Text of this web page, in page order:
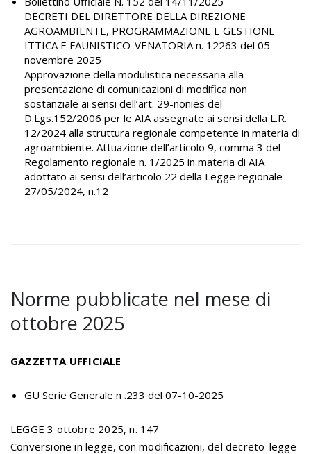
DECRETI DEL DIRETTORE DELLA DIREZIONE
AGROAMBIENTE, PROGRAMMAZIONE E GESTIONE
ITTICA E FAUNISTICO-VENATORIA n. 12263 del 05
novembre 2025
Approvazione della modulistica necessaria alla
presentazione di comunicazioni di modifica non
sostanziale ai sensi dell’art. 29-nonies del
D.Lgs.152/2006 per le AIA assegnate ai sensi della L.R.
12/2024 alla struttura regionale competente in materia di
agroambiente. Attuazione dell’articolo 9, comma 3 del
Regolamento regionale n. 1/2025 in materia di AIA
adottato ai sensi dell’articolo 22 della Legge regionale
27/05/2024, n.12
Norme pubblicate nel mese di
ottobre 2025
GAZZETTA UFFICIALE
GU Serie Generale n .233 del 07-10-2025
LEGGE 3 ottobre 2025, n. 147
Conversione in legge, con modificazioni, del decreto-legge